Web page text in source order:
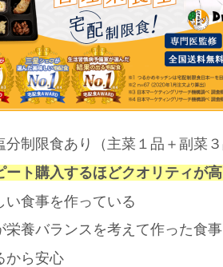
制限食あり（主菜１品＋副菜３
ート購入するほどクオリティが
い食事を作っている
栄養バランスを考えて作った食事
から安心